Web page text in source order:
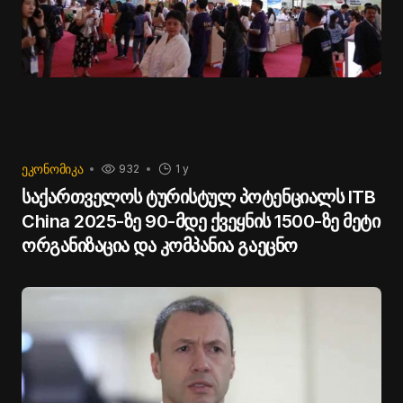
სექტორული ანალიზი, რაც საზოგადოებას მისცემს
შესაძლებლობას მიიღონ დაწვრილებითი
ინფორმაცია მათთვის საინტერესო საკითხებზე“, -
განაცხადა დავით ნარმანიამ.
ᲔᲙᲝᲜᲝᲛᲘᲙᲐ 1 y
932
საქართველოს ტურისტულ პოტენციალს ITB
China 2025-ზე 90-მდე ქვეყნის 1500-ზე მეტი
ორგანიზაცია და კომპანია გაეცნო